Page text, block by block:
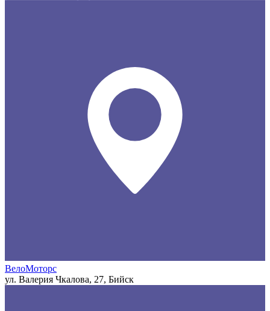
ВелоМоторс
ул. Валерия Чкалова, 27, Бийск